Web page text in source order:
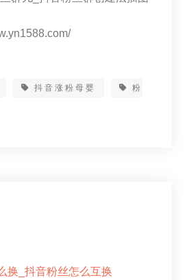
抖音涨粉母婴
粉
换_抖音粉丝怎么互换